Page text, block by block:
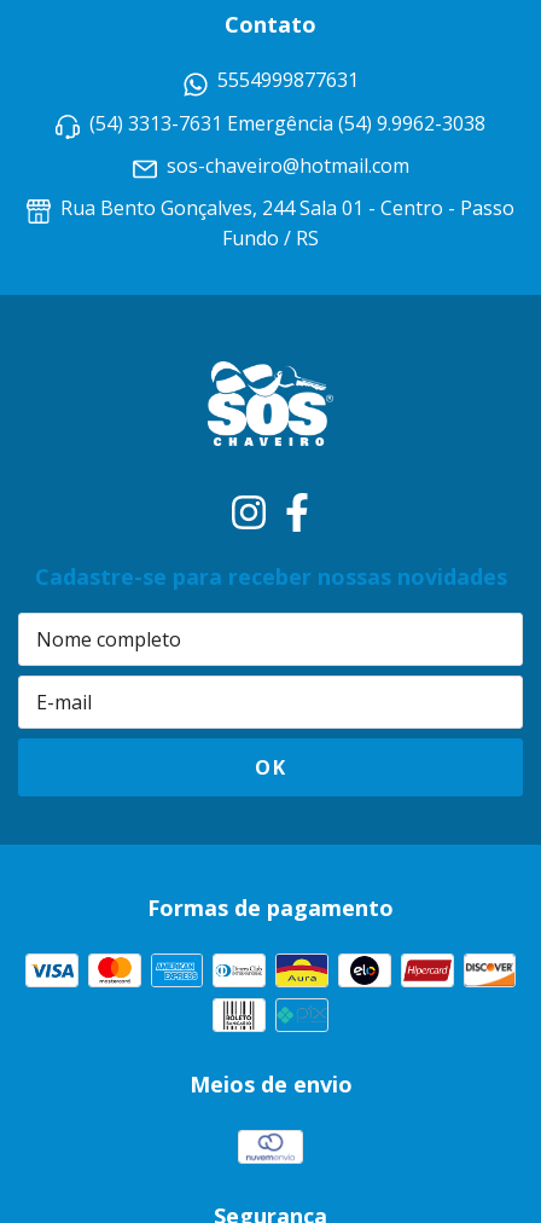
Contato
5554999877631
(54) 3313-7631 Emergência (54) 9.9962-3038
sos-chaveiro@hotmail.com
Rua Bento Gonçalves, 244 Sala 01 - Centro - Passo
Fundo / RS
Cadastre-se para receber nossas novidades
Formas de pagamento
Meios de envio
Segurança